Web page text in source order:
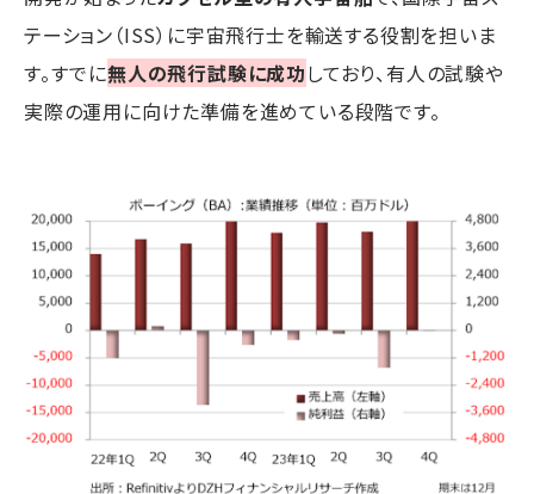
テーション（ISS）に宇宙飛行士を輸送する役割を担いま
す。すでに無人の飛行試験に成功しており、有人の試験や
実際の運用に向けた準備を進めている段階です。